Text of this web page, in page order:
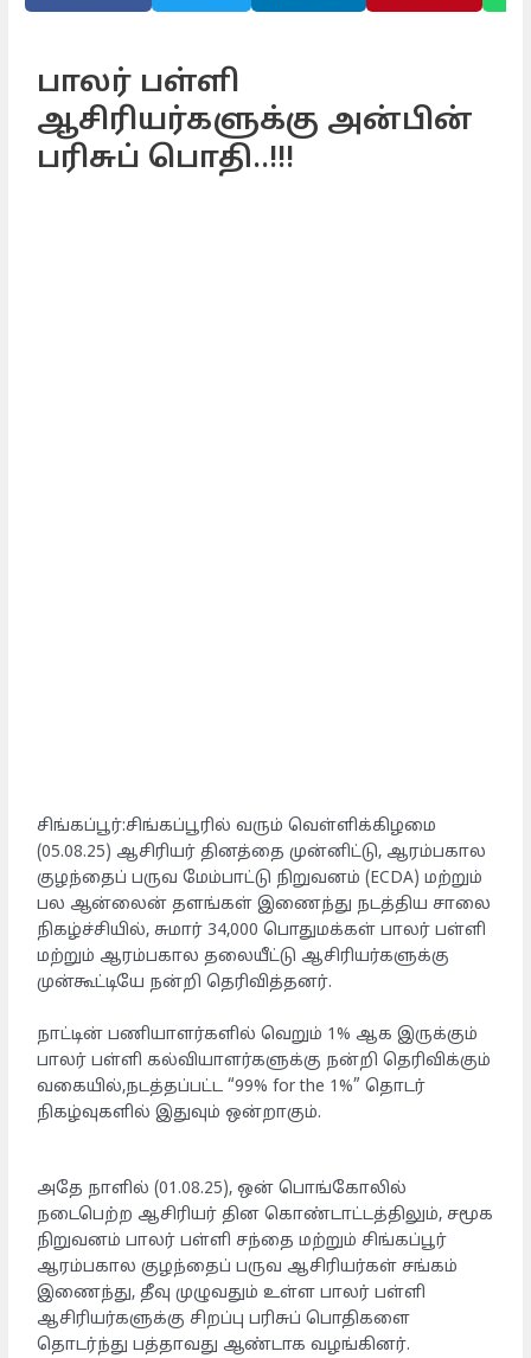
பாலர் பள்ளி
ஆசிரியர்களுக்கு அன்பின்
பரிசுப் பொதி..!!!
சிங்கப்பூர்:சிங்கப்பூரில் வரும் வெள்ளிக்கிழமை
(05.08.25) ஆசிரியர் தினத்தை முன்னிட்டு, ஆரம்பகால
குழந்தைப் பருவ மேம்பாட்டு நிறுவனம் (ECDA) மற்றும்
பல ஆன்லைன் தளங்கள் இணைந்து நடத்திய சாலை
நிகழ்ச்சியில், சுமார் 34,000 பொதுமக்கள் பாலர் பள்ளி
மற்றும் ஆரம்பகால தலையீட்டு ஆசிரியர்களுக்கு
முன்கூட்டியே நன்றி தெரிவித்தனர்.
நாட்டின் பணியாளர்களில் வெறும் 1% ஆக இருக்கும்
பாலர் பள்ளி கல்வியாளர்களுக்கு நன்றி தெரிவிக்கும்
வகையில்,நடத்தப்பட்ட “99% for the 1%” தொடர்
நிகழ்வுகளில் இதுவும் ஒன்றாகும்.
அதே நாளில் (01.08.25), ஒன் பொங்கோலில்
நடைபெற்ற ஆசிரியர் தின கொண்டாட்டத்திலும், சமூக
நிறுவனம் பாலர் பள்ளி சந்தை மற்றும் சிங்கப்பூர்
ஆரம்பகால குழந்தைப் பருவ ஆசிரியர்கள் சங்கம்
இணைந்து, தீவு முழுவதும் உள்ள பாலர் பள்ளி
ஆசிரியர்களுக்கு சிறப்பு பரிசுப் பொதிகளை
தொடர்ந்து பத்தாவது ஆண்டாக வழங்கினர்.